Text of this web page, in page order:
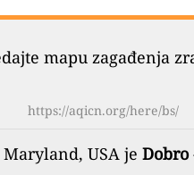
mapu zagađenja
https://aqicn.org/here/bs/
USA je Dobro